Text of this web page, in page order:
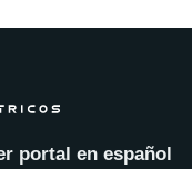
portal en español